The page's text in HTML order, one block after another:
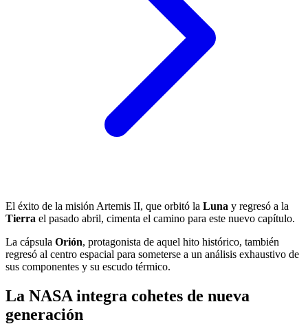
El éxito de la misión Artemis II, que orbitó la Luna y regresó a la
Tierra el pasado abril, cimenta el camino para este nuevo capítulo.
La cápsula Orión, protagonista de aquel hito histórico, también
regresó al centro espacial para someterse a un análisis exhaustivo de
sus componentes y su escudo térmico.
La NASA integra cohetes de nueva
generación